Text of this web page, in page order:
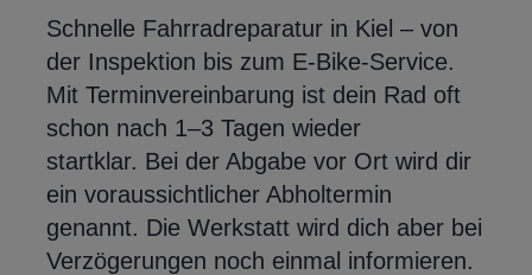
Schnelle Fahrradreparatur in Kiel – von
der Inspektion bis zum E-Bike-Service.
Mit Terminvereinbarung ist dein Rad oft
schon nach 1–3 Tagen wieder
startklar. Bei der Abgabe vor Ort wird dir
ein voraussichtlicher Abholtermin
genannt. Die Werkstatt wird dich aber bei
Verzögerungen noch einmal informieren.